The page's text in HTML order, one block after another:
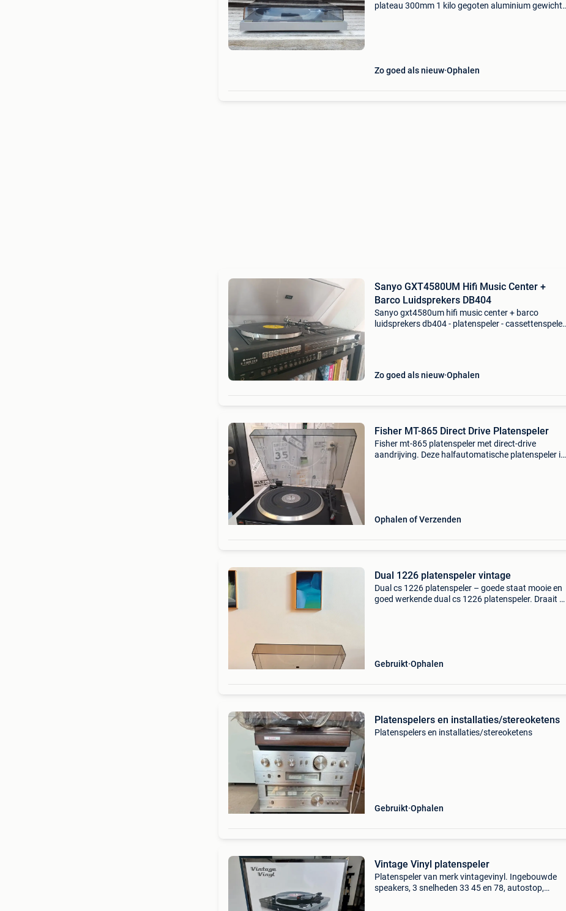
plateau 300mm 1 kilo gegoten aluminium gewicht
Zo goed als nieuw Ophalen
Sanyo GXT4580UM Hifi Music Center +
Barco Luidsprekers DB404
Sanyo gxt4580um hifi music center + barco
luidsprekers db404 - platenspeler - cassettenspeler
Zo goed als nieuw Ophalen
Fisher MT-865 Direct Drive Platenspeler
Fisher mt-865 platenspeler met direct-drive
aandrijving. Deze halfautomatische platenspeler is
Ophalen of Verzenden
Dual 1226 platenspeler vintage
Dual cs 1226 platenspeler – goede staat mooie en
goed werkende dual cs 1226 platenspeler. Draait en
Gebruikt Ophalen
Platenspelers en installaties/stereoketens
Platenspelers en installaties/stereoketens
Gebruikt Ophalen
Vintage Vinyl platenspeler
Platenspeler van merk vintagevinyl. Ingebouwde
speakers, 3 snelheden 33 45 en 78, autostop,